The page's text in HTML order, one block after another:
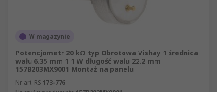
W magazynie
Potencjometr 20 kΩ typ Obrotowa Vishay 1 średnica
wału 6.35 mm 1 1 W długość wału 22.2 mm
157B203MX9001 Montaż na panelu
Nr art. RS 173-776